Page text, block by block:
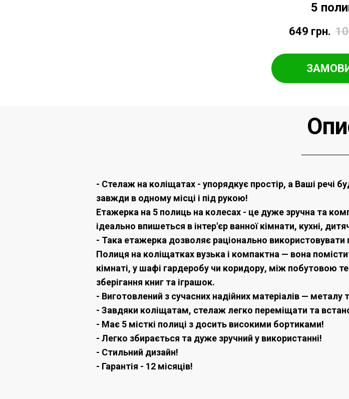
5
649 грн.
- Стелаж на коліщатах - упорядкує простір, а Ваші речі
завжди в одному місці і під рукою!
Етажерка на 5 полиць на колесах - це дуже зручна та
ідеально впишеться в інтер'єр ванної кімнати, кухні,
- Така етажерка дозволяє раціонально
Полиця на коліщатках вузька і компактна — вона
кімнаті, у шафі гардеробу чи коридору, між побутовою
зберігання книг та іграшок.
- Виготовлений з сучасних надійних матеріалів — металу
- Завдяки коліщатам, стелаж легко переміщати та
- Має 5 місткі полиці з досить високими бортиками!
- Легко збирається та дуже зручний у використанні!
- Стильний дизайн!
- Гарантія - 12 місяців!